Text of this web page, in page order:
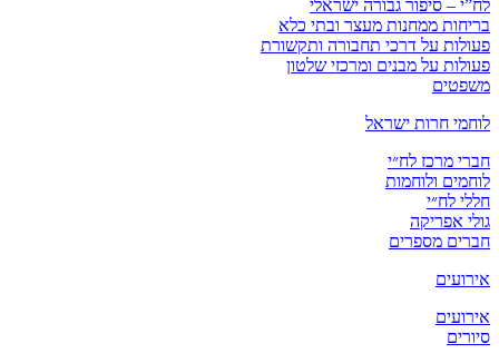
לח”י – סיפור גבורה ישראלי
בריחות ממחנות מעצר ובתי כלא
פעולות על דרכי תחבורה ותקשורת
פעולות על מבנים ומרכזי שלטון
משפטים
לוחמי חרות ישראל
חברי מרכז לח״י
לוחמים ולוחמות
חללי לח״י
גולי אפריקה
חברים מספרים
אירועים
אירועים
סיורים